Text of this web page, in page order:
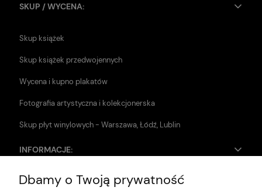
SKUP / WYCENA:
Skup książek
Skup książek przedwojennych
Wycena i kupno plakatów
Fotografia artystyczna i kolekcjonerska
Skup płyt winylowych - Warszawa, Łódź, Lublin
INFORMACJE:
Zwroty i reklamacje
Dbamy o Twoją prywatność